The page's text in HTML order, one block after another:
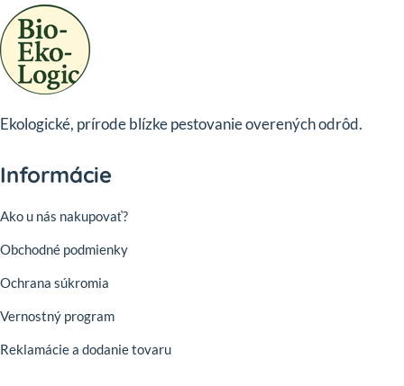
Ekologické, prírode blízke pestovanie overených odrôd.
Informácie
Ako u nás nakupovať?
Obchodné podmienky
Ochrana súkromia
Vernostný program
Reklamácie a dodanie tovaru